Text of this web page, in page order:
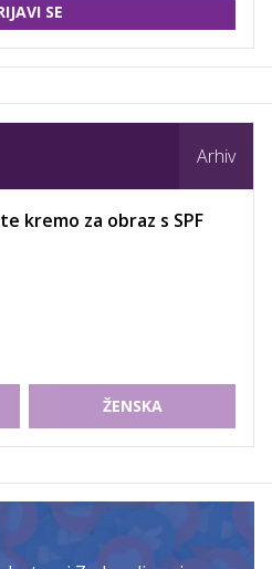
SE
Arhiv
kremo za obraz s SPF
ŽENSKA